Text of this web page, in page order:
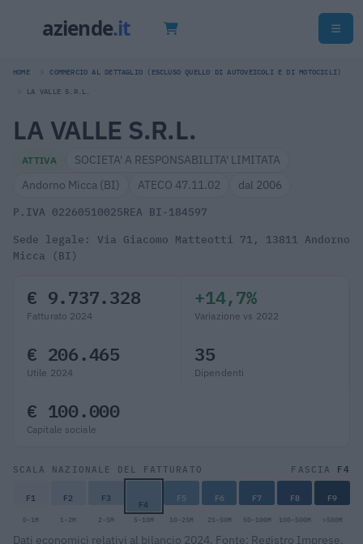
HOME COMMERCIO AL DETTAGLIO (ESCLUSO QUELLO DI AUTOVEICOLI E DI MOTOCICLI)
LA VALLE S.R.L.
LA VALLE S.R.L.
ATTIVA
SOCIETA' A RESPONSABILITA' LIMITATA
Andorno Micca (BI)
ATECO 47.11.02 dal 2006
P.IVA 02260510025REA BI-184597
Sede legale: Via Giacomo Matteotti 71, 13811 Andorno
Micca (BI)
€ 9.737.328
Fatturato 2024
+14,7%
Variazione vs 2022
€ 206.465
Utile 2024
35
Dipendenti
€ 100.000
Capitale sociale
SCALA NAZIONALE DEL FATTURATO FASCIA F4
F1 F2 F3 F4 F5 F6 F7 F8 F9
0-1M 1-2M 2-5M 5-10M 10-25M 25-50M 50-100M 100-500M >500M
Dati economici relativi al bilancio 2024. Fonte: Registro Imprese.